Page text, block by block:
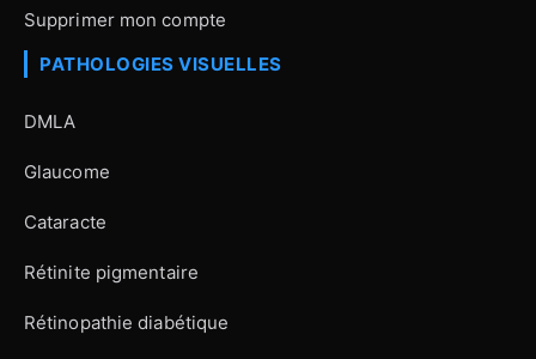
Supprimer mon compte
PATHOLOGIES VISUELLES
DMLA
Glaucome
Cataracte
Rétinite pigmentaire
Rétinopathie diabétique